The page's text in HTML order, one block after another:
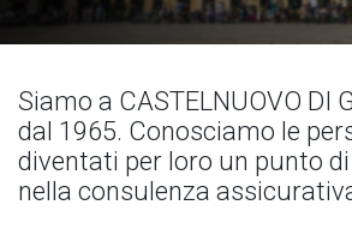
Siamo a CASTELNUOVO DI
dal 1965. Conosciamo le
diventati per loro un punto
nella consulenza